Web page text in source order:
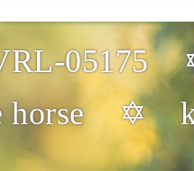
VRL-
horse ✡